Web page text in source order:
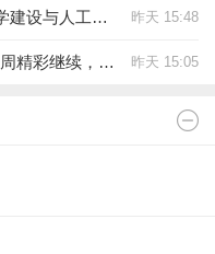
昨天 15:48
智能人才培养
昨天 15:05
及艺术文化新地标！